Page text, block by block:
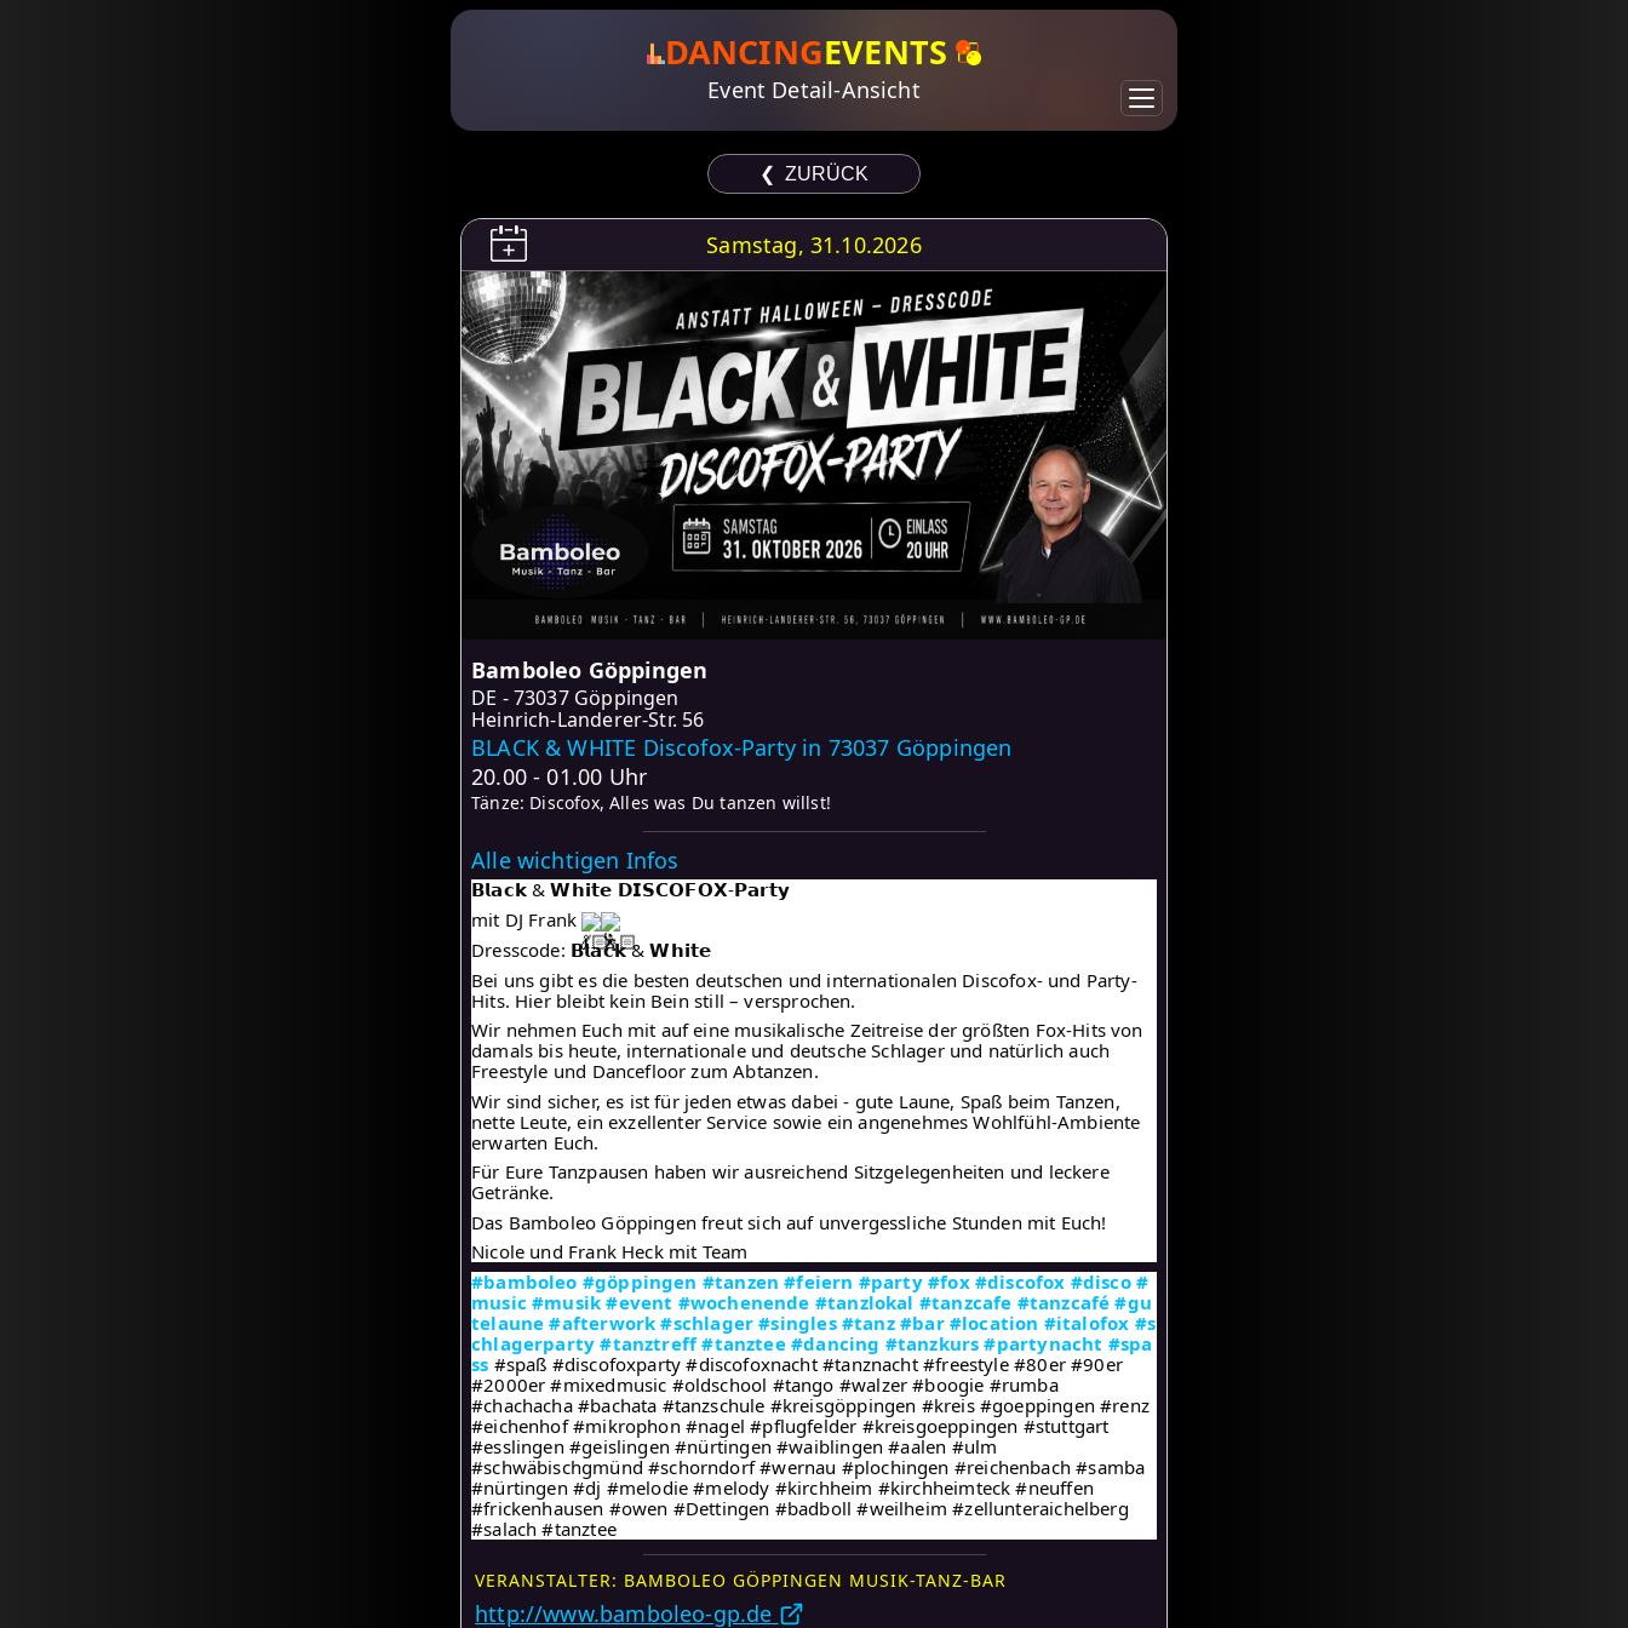
DANCINGEVENTS
Event Detail-Ansicht
❮ ZURÜCK
Samstag, 31.10.2026
Bamboleo Göppingen
DE
73037 Göppingen
Heinrich-Landerer-Str. 56
BLACK & WHITE Discofox-Party in 73037 Göppingen
20.00 - 01.00 Uhr
Tänze: Discofox, Alles was Du tanzen willst!
Alle wichtigen Infos
𝗕𝗹𝗮𝗰𝗸 & 𝗪𝗵𝗶𝘁𝗲 𝗗𝗜𝗦𝗖𝗢𝗙𝗢𝗫-𝗣𝗮𝗿𝘁𝘆
mit DJ Frank
Dresscode: 𝗕𝗹𝗮𝗰𝗸 & 𝗪𝗵𝗶𝘁𝗲
Bei uns gibt es die besten deutschen und internationalen Discofox- und Party-
Hits. Hier bleibt kein Bein still – versprochen.
Wir nehmen Euch mit auf eine musikalische Zeitreise der größten Fox-Hits von
damals bis heute, internationale und deutsche Schlager und natürlich auch
Freestyle und Dancefloor zum Abtanzen.
Wir sind sicher, es ist für jeden etwas dabei - gute Laune, Spaß beim Tanzen,
nette Leute, ein exzellenter Service sowie ein angenehmes Wohlfühl-Ambiente
erwarten Euch.
Für Eure Tanzpausen haben wir ausreichend Sitzgelegenheiten und leckere
Getränke.
Das Bamboleo Göppingen freut sich auf unvergessliche Stunden mit Euch!
Nicole und Frank Heck mit Team
#bamboleo #göppingen #tanzen #feiern #party #fox #discofox #disco #
music #musik #event #wochenende #tanzlokal #tanzcafe #tanzcafé #gu
telaune #afterwork #schlager #singles #tanz #bar #location #italofox #s
chlagerparty #tanztreff #tanztee #dancing #tanzkurs #partynacht #spa
ss #spaß #discofoxparty #discofoxnacht #tanznacht #freestyle #80er #90er
#2000er #mixedmusic #oldschool #tango #walzer #boogie #rumba
#chachacha #bachata #tanzschule #kreisgöppingen #kreis #goeppingen #renz
#eichenhof #mikrophon #nagel #pflugfelder #kreisgoeppingen #stuttgart
#esslingen #geislingen #nürtingen #waiblingen #aalen #ulm
#schwäbischgmünd #schorndorf #wernau #plochingen #reichenbach #samba
#nürtingen #dj #melodie #melody #kirchheim #kirchheimteck #neuffen
#frickenhausen #owen #Dettingen #badboll #weilheim #zellunteraichelberg
#salach #tanztee
VERANSTALTER: BAMBOLEO GÖPPINGEN MUSIK-TANZ-BAR
http://www.bamboleo-gp.de